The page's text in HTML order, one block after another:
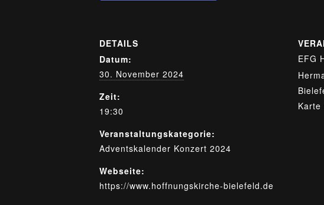
DETAILS
Datum:
30. November 2024
Zeit:
19:30
Veranstaltungskategorie:
Adventskalender Konzert 2024
Webseite:
https://www.hoffnungskirche-bielefeld.de
EFG
Karte